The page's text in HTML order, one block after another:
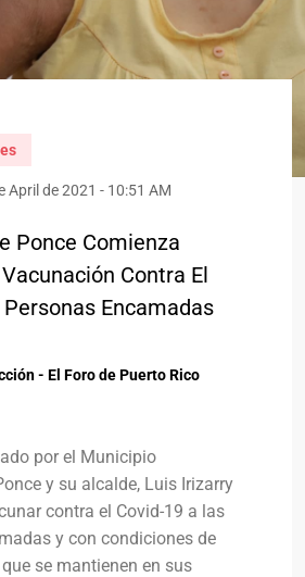
April de 2021 - 10:51 AM
Ponce Comienza
Contra El
Personas Encamadas
- El Foro de Puerto Rico
por el Municipio
y su alcalde, Luis Irizarry
contra el Covid-19 a las
y con condiciones de
se mantienen en sus